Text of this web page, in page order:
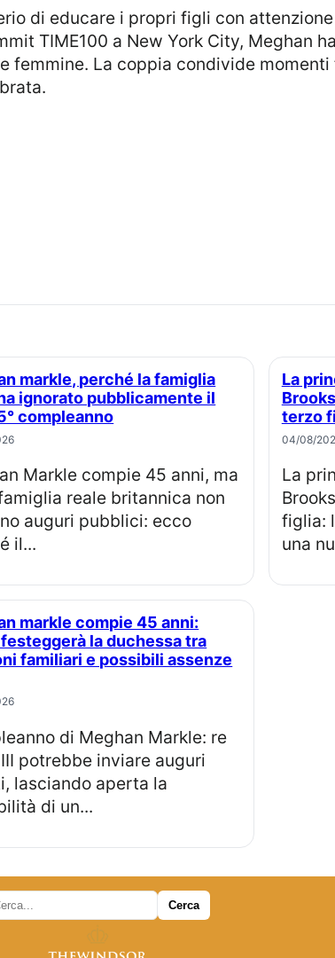
TIME100 a New York City, Meghan
femmine. La coppia condivide
ignorato pubblicamente il
compleanno
reale britannica non
auguri pubblici: ecco
il...
La principessa Eugenie e Jack
terzo
04/08/
La principessa Eugenia e Jack
figlia:
una
la duchessa tra
familiari e possibili assenze
potrebbe inviare auguri
lasciando aperta la
di un...